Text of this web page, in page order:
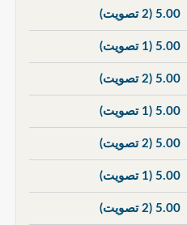
5.00 (2 تصويت)
5.00 (1 تصويت)
5.00 (2 تصويت)
5.00 (1 تصويت)
5.00 (2 تصويت)
5.00 (1 تصويت)
5.00 (2 تصويت)